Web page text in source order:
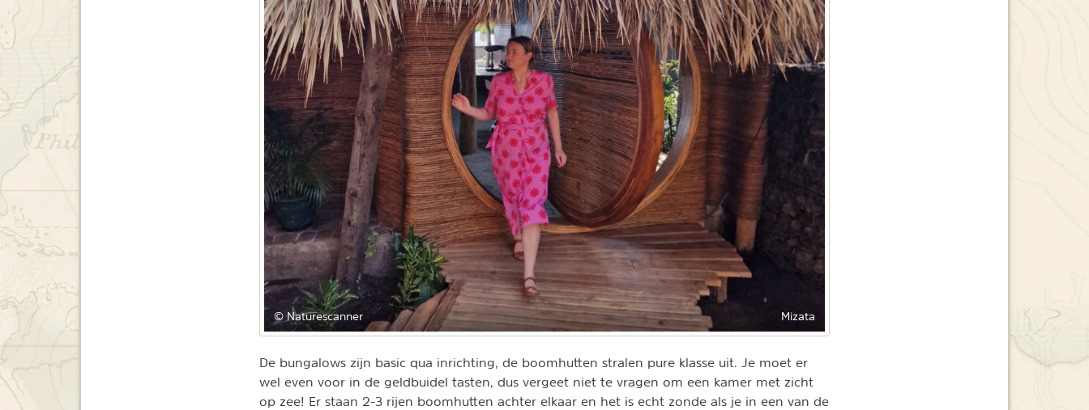
© Naturescanner Mizata
De bungalows zijn basic qua inrichting, de boomhutten stralen pure klasse uit. Je moet er
wel even voor in de geldbuidel tasten, dus vergeet niet te vragen om een kamer met zicht
op zee! Er staan 2-3 rijen boomhutten achter elkaar en het is echt zonde als je in een van de